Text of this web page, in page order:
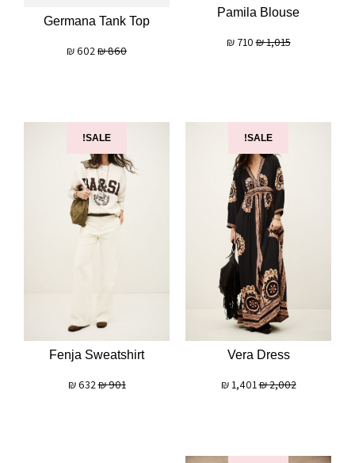
Pamila Blouse
1,015
₪
710
₪
Germana Tank Top
860
₪
602
₪
SALE!
Vera Dress
2,002
₪
1,401
₪
SALE!
Fenja Sweatshirt
901
₪
632
₪